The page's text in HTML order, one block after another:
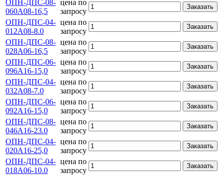
ОПН-ДПС-08-
060А08-16,5
цена по
запросу
Заказать
ОПН-ДПС-04-
012А08-8.0
цена по
запросу
Заказать
ОПН-ДПС-08-
028А06-16,5
цена по
запросу
Заказать
ОПН-ДПС-06-
096А16-15,0
цена по
запросу
Заказать
ОПН-ДПС-04-
032А08-7.0
цена по
запросу
Заказать
ОПН-ДПС-06-
092А16-15,0
цена по
запросу
Заказать
ОПН-ДПС-08-
046А16-23.0
цена по
запросу
Заказать
ОПН-ДПС-04-
020А16-25,0
цена по
запросу
Заказать
ОПН-ДПС-04-
018А06-10.0
цена по
запросу
Заказать